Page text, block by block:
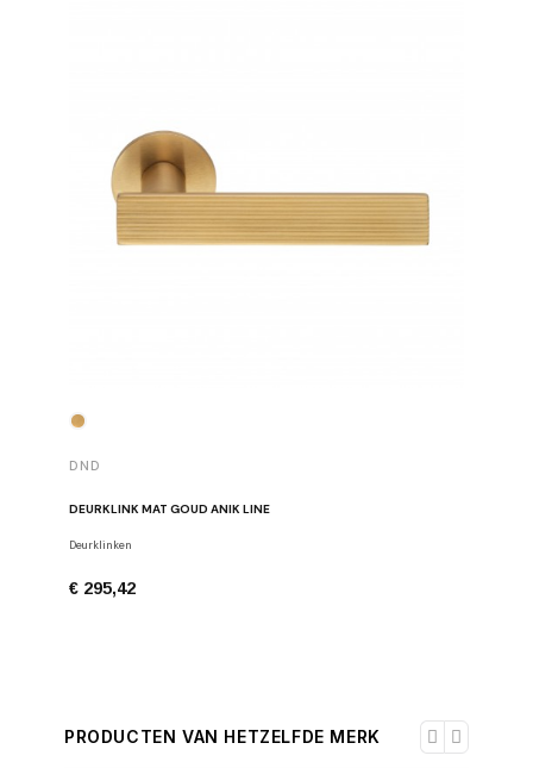
DND
DEURKLINK MAT GOUD ANIK LINE
Deurklinken
€ 295,42
PRODUCTEN VAN HETZELFDE MERK